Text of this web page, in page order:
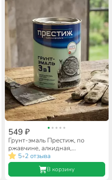
549 ₽
Грунт-эмаль Престиж, по
ржавчине, алкидная,
шоколадная, 0.9 кг
5•2 отзыва
В корзину